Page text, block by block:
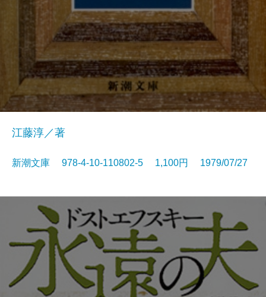
江藤淳／著
新潮文庫 978-4-10-110802-5 1,100円 1979/07/27